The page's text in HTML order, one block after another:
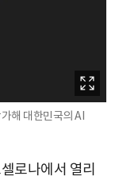
해 대한민국의 AI
로나에서 열리